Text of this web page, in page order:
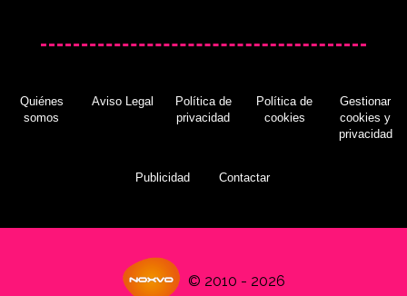
protagonista en 'The Batman' según un rumor
locos según sus propios creadores
Quiénes
somos
Aviso Legal
Política de
privacidad
Política de
cookies
Gestionar
cookies y
privacidad
Publicidad Contactar
© 2010 - 2026